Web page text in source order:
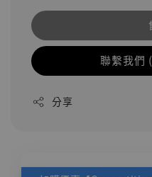
聯繫我們
分享